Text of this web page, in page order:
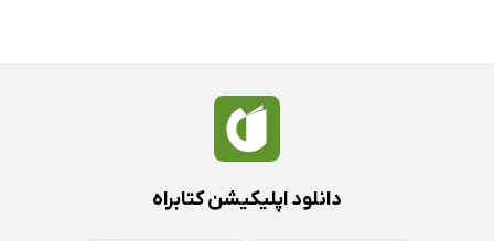
دانلود اپلیکیشن کتابراه